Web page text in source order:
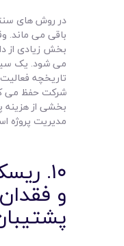
در روش های
باقی می ماند.
بخش زیادی از
می شود. یک
تاریخچه
شرکت حفظ می
بخشی از هزینه
مدیریت پروژه
۱۰.
و